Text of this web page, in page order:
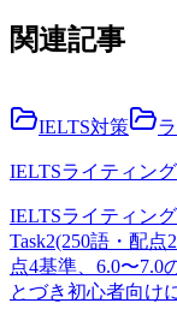
関連記事
IELTS対策
IELTSライティン
IELTSライティン
Task2(250語・配点
点4基準、6.0〜7.0
とづき初心者向け